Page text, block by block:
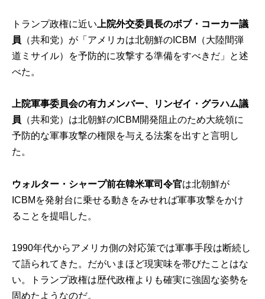
トランプ政権に近い 上院外交委員長のボブ・コーカー議
員 （共和党）が「アメリカは北朝鮮のICBM（大陸間弾
道ミサイル）を予防的に攻撃する準備をすべきだ」と述
べた。
上院軍事委員会の有力メンバー、リンゼイ・グラハム議
員 （共和党）は北朝鮮のICBM開発阻止のため大統領に
予防的な軍事攻撃の権限を与える法案を出すと言明し
た。
ウォルター・シャープ前在韓米軍司令官は北朝鮮が
ICBMを発射台に乗せる動きをみせれば軍事攻撃をかけ
ることを提唱した。
1990年代からアメリカ側の対応策では軍事手段は断続し
て語られてきた。だがいまほど現実味を帯びたことはな
い。トランプ政権は歴代政権よりも確実に強固な姿勢を
固めたようなのだ。